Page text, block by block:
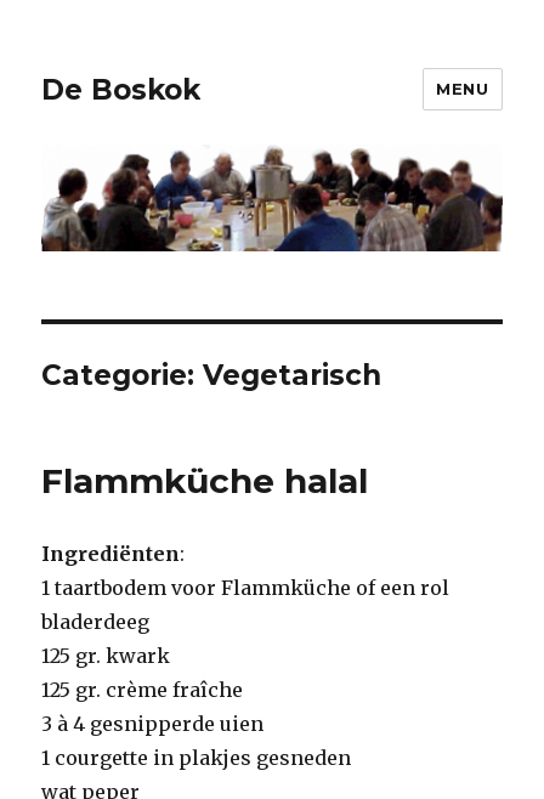
De Boskok MENU
Categorie:Vegetarisch
Flammküche halal
Ingrediënten:
1 taartbodem voor Flammküche of een rol
bladerdeeg
125 gr. kwark
125 gr. crème fraîche
3 à 4 gesnipperde uien
1 courgette in plakjes gesneden
wat peper